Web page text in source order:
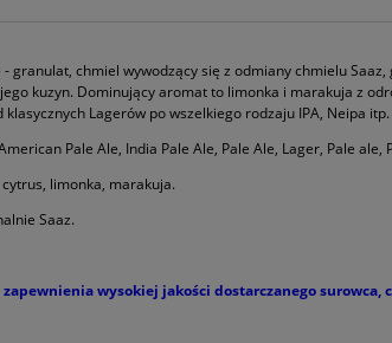
- granulat, chmiel wywodzący się z odmiany chmielu
kuzyn. Dominujący aromat to limonka i marakuja z
klasycznych Lagerów po wszelkiego rodzaju IPA, Neipa itp.
Pale Ale, India Pale Ale, Pale Ale, Lager, Pale ale,
cytrus, limonka, marakuja.
Saaz.
zapewnienia wysokiej jakości dostarczanego